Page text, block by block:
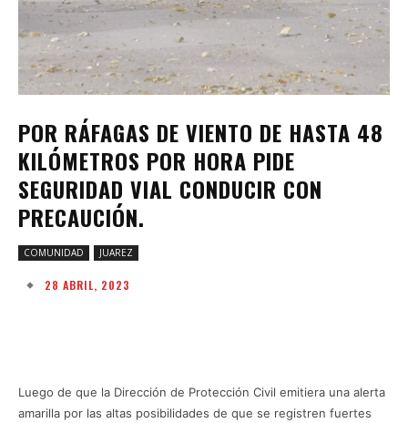
POR RÁFAGAS DE VIENTO DE HASTA 48
KILÓMETROS POR HORA PIDE
SEGURIDAD VIAL CONDUCIR CON
PRECAUCIÓN.
COMUNIDAD JUAREZ
28 ABRIL, 2023
Luego de que la Dirección de Protección Civil emitiera una alerta
amarilla por las altas posibilidades de que se registren fuertes